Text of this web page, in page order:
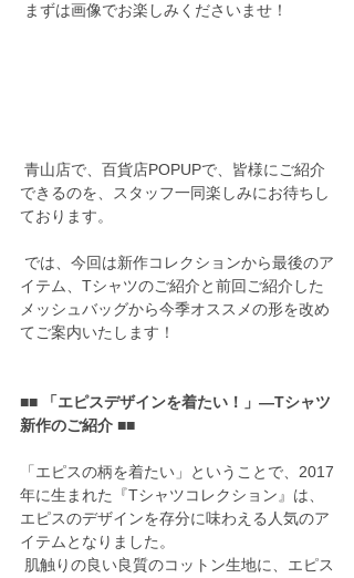
まずは画像でお楽しみくださいませ！
できるのを、スタッフ一同楽しみにお待ちし
ております。
イテム、Tシャツのご紹介と前回ご紹介した
メッシュバッグから今季オススメの形を改め
てご案内いたします！
■■ 「エピスデザインを着たい！」―Tシャツ
新作のご紹介 ■■
「エピスの柄を着たい」ということで、2017
年に生まれた『Tシャツコレクション』は、
エピスのデザインを存分に味わえる人気のア
イテムとなりました。